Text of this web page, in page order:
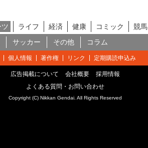
ツ ライフ 経済 健康 コミック 競馬
サッカー その他 コラム
個人情報 著作権 リンク 定期購読申込み
広告掲載について 会社概要
採用情報
よくある質問・お問い合わせ
Copyright (C) Nikkan Gendai. All Rights Reserved